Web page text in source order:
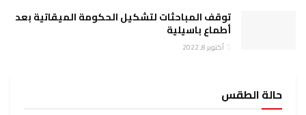
توقف المباحثات لتشكيل الحكومة الميقاتية بعد
أطماع باسيلية
أكتوبر 8, 2022
حالة الطقس